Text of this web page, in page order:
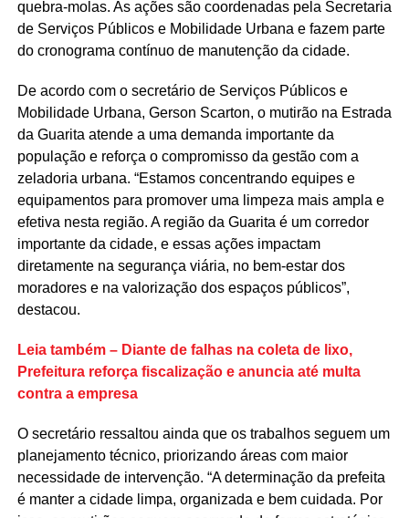
quebra-molas. As ações são coordenadas pela Secretaria
de Serviços Públicos e Mobilidade Urbana e fazem parte
do cronograma contínuo de manutenção da cidade.
De acordo com o secretário de Serviços Públicos e
Mobilidade Urbana, Gerson Scarton, o mutirão na Estrada
da Guarita atende a uma demanda importante da
população e reforça o compromisso da gestão com a
zeladoria urbana. “Estamos concentrando equipes e
equipamentos para promover uma limpeza mais ampla e
efetiva nesta região. A região da Guarita é um corredor
importante da cidade, e essas ações impactam
diretamente na segurança viária, no bem-estar dos
moradores e na valorização dos espaços públicos”,
destacou.
Leia também – Diante de falhas na coleta de lixo,
Prefeitura reforça fiscalização e anuncia até multa
contra a empresa
O secretário ressaltou ainda que os trabalhos seguem um
planejamento técnico, priorizando áreas com maior
necessidade de intervenção. “A determinação da prefeita
é manter a cidade limpa, organizada e bem cuidada. Por